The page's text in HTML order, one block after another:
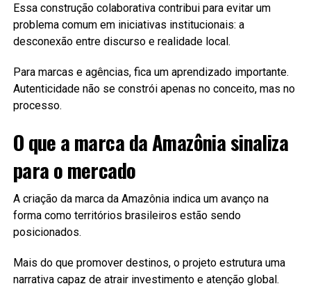
Essa construção colaborativa contribui para evitar um
problema comum em iniciativas institucionais: a
desconexão entre discurso e realidade local.
Para marcas e agências, fica um aprendizado importante.
Autenticidade não se constrói apenas no conceito, mas no
processo.
O que a marca da Amazônia sinaliza
para o mercado
A criação da marca da Amazônia indica um avanço na
forma como territórios brasileiros estão sendo
posicionados.
Mais do que promover destinos, o projeto estrutura uma
narrativa capaz de atrair investimento e atenção global.